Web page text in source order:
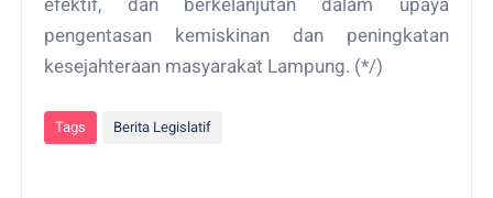
pengentasan kemiskinan dan peningkatan
kesejahteraan masyarakat Lampung. (*/)
Tags Berita Legislatif